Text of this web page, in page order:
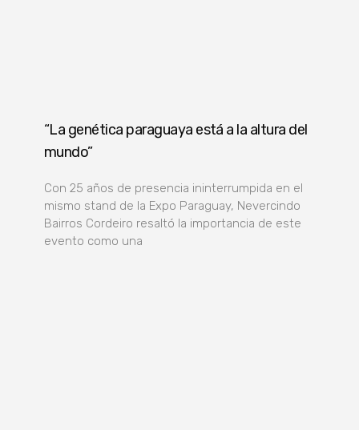
“La genética paraguaya está a la altura del
mundo”
Con 25 años de presencia ininterrumpida en el
mismo stand de la Expo Paraguay, Nevercindo
Bairros Cordeiro resaltó la importancia de este
evento como una